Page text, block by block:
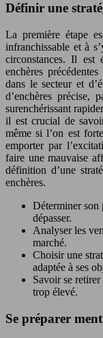
Définir une
La première étape
infranchissable et à
circonstances. Il est
enchères
dans le secteur et
d’enchères précise,
surenchérissant
il est crucial de
même si l’on est
emporter par
faire une mauvaise
définition d’une
enchères.
Déterminer son
dépasser.
Analyser les
marché.
Choisir une
adaptée à ses
Savoir se
trop élevé.
Se préparer